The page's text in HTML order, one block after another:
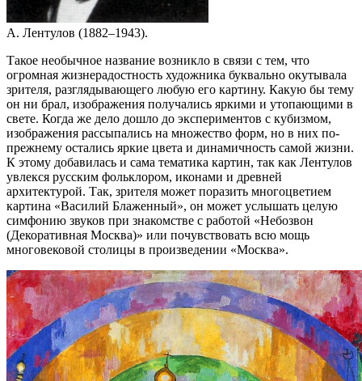
А. Лентулов (1882–1943).
Такое необычное название возникло в связи с тем, что
огромная жизнерадостность художника буквально окутывала
зрителя, разглядывающего любую его картину. Какую бы тему
он ни брал, изображения получались яркими и утопающими в
свете. Когда же дело дошло до экспериментов с кубизмом,
изображения рассыпались на множество форм, но в них по-
прежнему остались яркие цвета и динамичность самой жизни.
К этому добавилась и сама тематика картин, так как Лентулов
увлекся русским фольклором, иконами и древней
архитектурой. Так, зрителя может поразить многоцветием
картина «Василий Блаженный», он может услышать целую
симфонию звуков при знакомстве с работой «Небозвон
(Декоративная Москва)» или почувствовать всю мощь
многовековой столицы в произведении «Москва».